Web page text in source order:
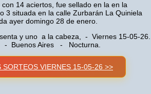
14 aciertos, fue sellado en la en la
3 situada en la calle Zurbarán La Quiniela
ayer domingo 28 de enero.
y uno a la cabeza, - Viernes 15-05-26.
- Buenos Aires - Nocturna.
SORTEOS VIERNES 15-05-26 >>